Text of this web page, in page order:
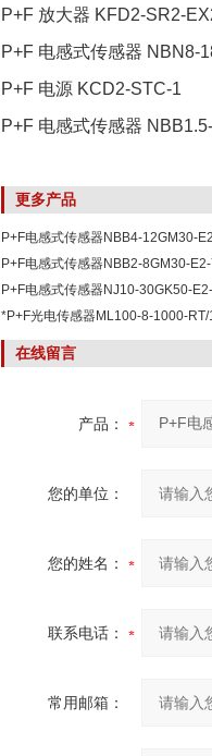
P+F 放大器 KFD2-SR2-
P+F 电感式传感器 NBN8-
P+F 电源 KCD2-STC-1
P+F 电感式传感器
更多产品
P+F电感式传感器NBB4-12GM30-
P+F电感式传感器NBB2-8GM30-
价
P+F电感式传感器NJ10-30GK50-
*P+F光电传感器ML100-8-1000-RT/
在线留言
产品：
您的单位：
您的姓名：
联系电话：
常用邮箱：